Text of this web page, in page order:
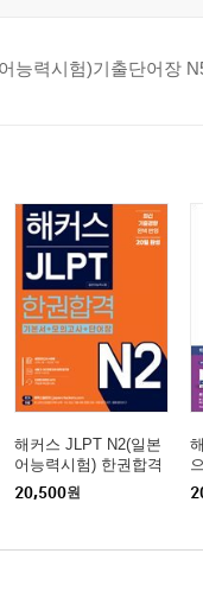
능력시험)기출단어장
해커스 JLPT N2(일본
어능력시험) 한권합격
20,500원